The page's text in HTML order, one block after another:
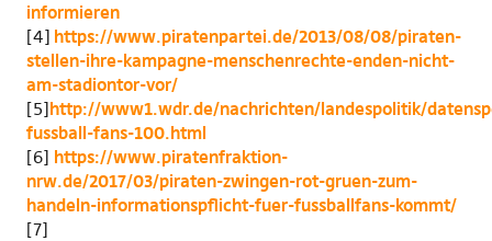
informieren
[4] https://www.piratenpartei.de/2013/08/08/piraten-
stellen-ihre-kampagne-menschenrechte-enden-nicht-
am-stadiontor-vor/
[5]http://www1.wdr.de/nachrichten/landespolitik/
fussball-fans-100.html
[6] https://www.piratenfraktion-
nrw.de/2017/03/piraten-zwingen-rot-gruen-zum-
handeln-informationspflicht-fuer-fussballfans-kommt/
[7]